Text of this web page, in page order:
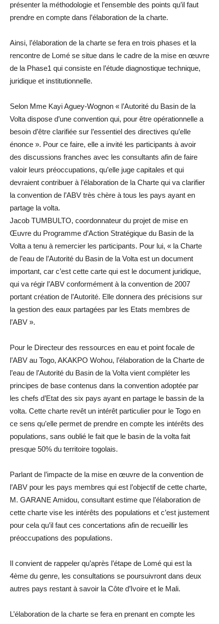
présenter la méthodologie et l’ensemble des points qu’il faut
prendre en compte dans l’élaboration de la charte.
Ainsi, l’élaboration de la charte se fera en trois phases et la
rencontre de Lomé se situe dans le cadre de la mise en œuvre
de la Phase1 qui consiste en l’étude diagnostique technique,
juridique et institutionnelle.
Selon Mme Kayi Aguey-Wognon « l’Autorité du Basin de la
Volta dispose d’une convention qui, pour être opérationnelle a
besoin d’être clarifiée sur l’essentiel des directives qu’elle
énonce ». Pour ce faire, elle a invité les participants à avoir
des discussions franches avec les consultants afin de faire
valoir leurs préoccupations, qu’elle juge capitales et qui
devraient contribuer à l’élaboration de la Charte qui va clarifier
la convention de l’ABV très chère à tous les pays ayant en
partage la volta.
Jacob TUMBULTO, coordonnateur du projet de mise en
Œuvre du Programme d’Action Stratégique du Basin de la
Volta a tenu à remercier les participants. Pour lui, « la Charte
de l’eau de l’Autorité du Basin de la Volta est un document
important, car c’est cette carte qui est le document juridique,
qui va régir l’ABV conformément à la convention de 2007
portant création de l’Autorité. Elle donnera des précisions sur
la gestion des eaux partagées par les Etats membres de
l’ABV ».
Pour le Directeur des ressources en eau et point focale de
l’ABV au Togo, AKAKPO Wohou, l’élaboration de la Charte de
l’eau de l’Autorité du Basin de la Volta vient compléter les
principes de base contenus dans la convention adoptée par
les chefs d’Etat des six pays ayant en partage le bassin de la
volta. Cette charte revêt un intérêt particulier pour le Togo en
ce sens qu’elle permet de prendre en compte les intérêts des
populations, sans oublié le fait que le basin de la volta fait
presque 50% du territoire togolais.
Parlant de l’impacte de la mise en œuvre de la convention de
l’ABV pour les pays membres qui est l’objectif de cette charte,
M. GARANE Amidou, consultant estime que l’élaboration de
cette charte vise les intérêts des populations et c’est justement
pour cela qu’il faut ces concertations afin de recueillir les
préoccupations des populations.
Il convient de rappeler qu’après l’étape de Lomé qui est la
4ème du genre, les consultations se poursuivront dans deux
autres pays restant à savoir la Côte d’Ivoire et le Mali.
L’élaboration de la charte se fera en prenant en compte les